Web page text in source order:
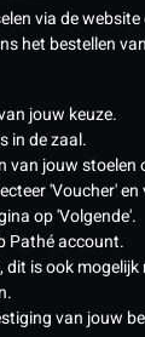
via de
het bestellen
jouw keuze.
in de zaal.
van jouw stoelen
'Voucher'
op 'Volgende'.
Pathé account.
is ook
van jouw